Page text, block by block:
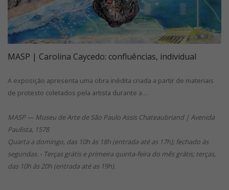
MASP | Carolina Caycedo: confluências, individual
A exposição apresenta uma obra inédita criada a partir de materiais
de protesto coletados pela artista durante a…
MASP — Museu de Arte de São Paulo Assis Chateaubriand | Avenida
Paulista, 1578
Quarta a domingo, das 10h às 18h (entrada até as 17h); fechado às
segundas. - Terças grátis e primeira quinta-feira do mês grátis; terças,
das 10h às 20h (entrada até as 19h).